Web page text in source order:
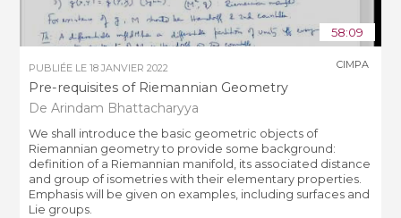
58:09
PUBLIÉE LE18 JANVIER 2022
Pre-requisites of Riemannian Geometry
De Arindam Bhattacharyya
CIMPA
We shall introduce the basic geometric objects of
Riemannian geometry to provide some background:
definition of a Riemannian manifold, its associated distance
and group of isometries with their elementary properties.
Emphasis will be given on examples, including surfaces and
Lie groups.